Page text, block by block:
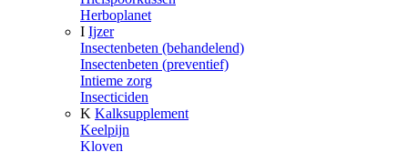
Herboplanet
I Ijzer
Insectenbeten (behandelend)
Insectenbeten (preventief)
Intieme zorg
Insecticiden
K Kalksupplement
Keelpijn
Kloven